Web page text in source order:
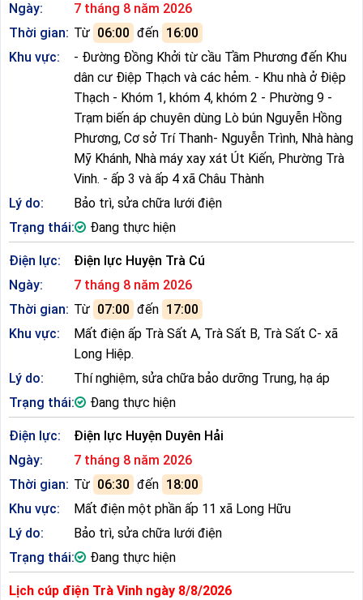
Ngày:
7 tháng 8 năm 2026
Thời gian: Từ 06:00 đến 16:00
Khu vực:
- Đường Đồng Khởi từ cầu Tầm Phương đến Khu
dân cư Điệp Thạch và các hẻm. - Khu nhà ở Điệp
Thạch - Khóm 1, khóm 4, khóm 2 - Phường 9 -
Trạm biến áp chuyên dùng Lò bún Nguyễn Hồng
Phương, Cơ sở Trí Thanh- Nguyễn Trình, Nhà hàng
Mỹ Khánh, Nhà máy xay xát Út Kiến, Phường Trà
Vinh. - ấp 3 và ấp 4 xã Châu Thành
Lý do:
Bảo trì, sửa chữa lưới điện
Trạng thái:
Đang thực hiện
Điện lực:
Điện lực Huyện Trà Cú
Ngày:
7 tháng 8 năm 2026
Thời gian: Từ 07:00 đến 17:00
Khu vực:
Mất điện ấp Trà Sất A, Trà Sất B, Trà Sất C- xã
Long Hiệp.
Lý do:
Thí nghiệm, sửa chữa bảo dưỡng Trung, hạ áp
Trạng thái:
Đang thực hiện
Điện lực:
Điện lực Huyện Duyên Hải
Ngày:
7 tháng 8 năm 2026
Thời gian: Từ 06:30 đến 18:00
Khu vực:
Mất điện một phần ấp 11 xã Long Hữu
Lý do:
Bảo trì, sửa chữa lưới điện
Trạng thái:
Đang thực hiện
Lịch cúp điện Trà Vinh ngày 8/8/2026